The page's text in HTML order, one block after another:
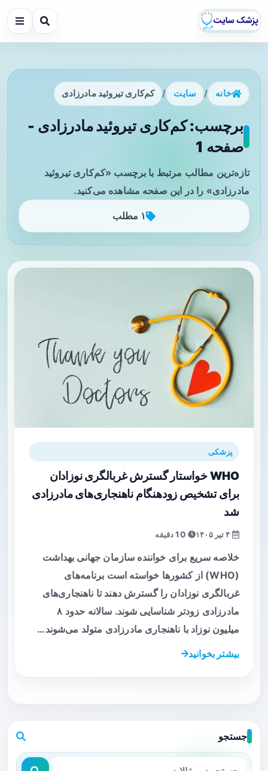
خانه / سایت / کم‌کاری تیروئید مادرزادی
برچسب: کم‌کاری تیروئید مادرزادی -
صفحه 1
تازه‌ترین مطالب مرتبط با برچسب «کم‌کاری تیروئید
مادرزادی» را در این صفحه مشاهده می‌کنید.
۱ مطلب
پزشکی
WHO خواستار گسترش غربالگری نوزادان
برای تشخیص زودهنگام ناهنجاری‌های مادرزادی
شد
خلاصه سریع برای خواننده سازمان جهانی بهداشت
(WHO) از کشورها خواسته است برنامه‌های
غربالگری نوزادان را گسترش دهند تا ناهنجاری‌های
مادرزادی زودتر شناسایی شوند. سالانه حدود ۸
میلیون نوزاد با ناهنجاری مادرزادی متولد می‌شوند…
بیشتر بخوانید
جستجو